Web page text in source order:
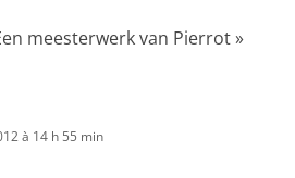
meesterwerk van Pierrot»
à 14 h 55 min